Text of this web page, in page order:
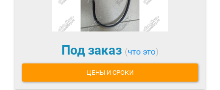
Под заказ (что это)
ЦЕНЫ И СРОКИ